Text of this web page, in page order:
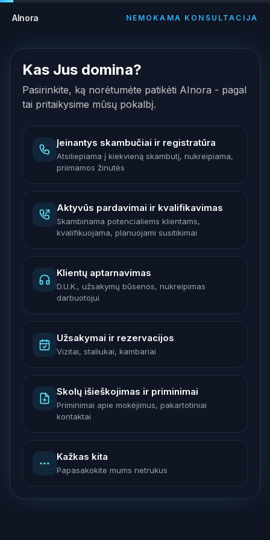
AInora NEMOKAMA KONSULTACIJA
Kas Jus domina?
Pasirinkite, ką norėtumėte patikėti AInora - pagal
tai pritaikysime mūsų pokalbį.
Įeinantys skambučiai ir registratūra
Atsiliepiama į kiekvieną skambutį, nukreipiama,
priimamos žinutės
Aktyvūs pardavimai ir kvalifikavimas
Skambinama potencialiems klientams,
kvalifikuojama, planuojami susitikimai
Klientų aptarnavimas
D.U.K., užsakymų būsenos, nukreipimas
darbuotojui
Užsakymai ir rezervacijos
Vizitai, staliukai, kambariai
Skolų išieškojimas ir priminimai
Priminimai apie mokėjimus, pakartotiniai
kontaktai
Kažkas kita
Papasakokite mums netrukus